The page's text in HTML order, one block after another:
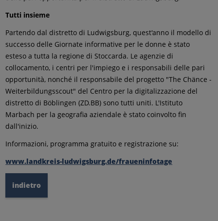
Tutti insieme
Partendo dal distretto di Ludwigsburg, quest'anno il modello di
successo delle Giornate informative per le donne è stato
esteso a tutta la regione di Stoccarda. Le agenzie di
collocamento, i centri per l'impiego e i responsabili delle pari
opportunità, nonché il responsabile del progetto "The Chänce -
Weiterbildungsscout" del Centro per la digitalizzazione del
distretto di Böblingen (ZD.BB) sono tutti uniti. L'Istituto
Marbach per la geografia aziendale è stato coinvolto fin
dall'inizio.
Informazioni, programma gratuito e registrazione su:
www.landkreis-ludwigsburg.de/fraueninfotage
indietro